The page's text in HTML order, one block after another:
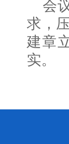
会
求，
建章
实。